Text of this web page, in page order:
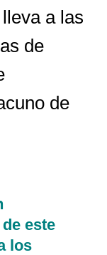
a las
de
de
este
los